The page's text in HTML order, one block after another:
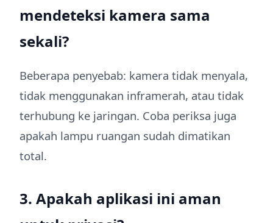
mendeteksi kamera sama
sekali?
Beberapa penyebab: kamera tidak menyala,
tidak menggunakan inframerah, atau tidak
terhubung ke jaringan. Coba periksa juga
apakah lampu ruangan sudah dimatikan
total.
3. Apakah aplikasi ini aman